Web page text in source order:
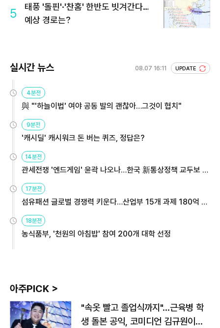
5
태풍 '돌핀'·'찬홈' 한반도 빗겨간다…
예상 경로는?
실시간 뉴스 08.07 16:11 UPDATE
4분전
與 "'하늘이법' 여야 공동 발의 괜찮아…그것이 협치"
9분전
'캐시딜' 캐시워크 돈 버는 퀴즈, 정답은?
14분전
관세전쟁 '엔드게임' 윤곽 나오나…한국 新통상정책 교두보 활
용해야
17분전
섬유패션 글로벌 경쟁력 키운다…산업부 15개 과제 180억 지
원
18분전
농식품부, '천원의 아침밥' 참여 200개 대학 선정
아주PICK >
"속옷 빨고 졸업식까지"…근육병 학
생 돌본 공익, 코미디언 김규원이었